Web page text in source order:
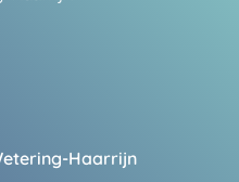
Haarrijn